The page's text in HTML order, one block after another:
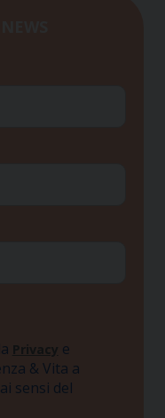
Privacy e
& Vita a
sensi del